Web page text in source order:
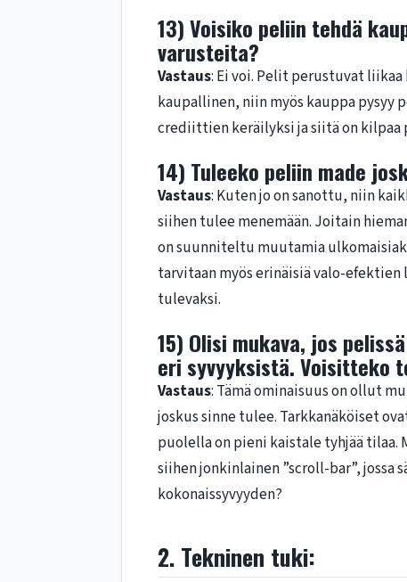
13) Voisiko peliin tehdä
varusteita?
Vastaus: Ei voi. Pelit perustuvat
kaupallinen, niin myös kauppa pysyy
crediittien keräilyksi ja siitä on kilpaa
14) Tuleeko peliin made
Vastaus: Kuten jo on sanottu, niin
siihen tulee menemään. Joitain
on suunniteltu muutamia
tarvitaan myös erinäisiä valo-
tulevaksi.
15) Olisi mukava, jos
eri syvyyksistä. Voisitteko
Vastaus: Tämä ominaisuus on ollut
joskus sinne tulee. Tarkkanäköiset
puolella on pieni kaistale tyhjää
siihen jonkinlainen ”scroll-bar”, jossa
kokonaissyvyyden?
2. Tekninen tuki: